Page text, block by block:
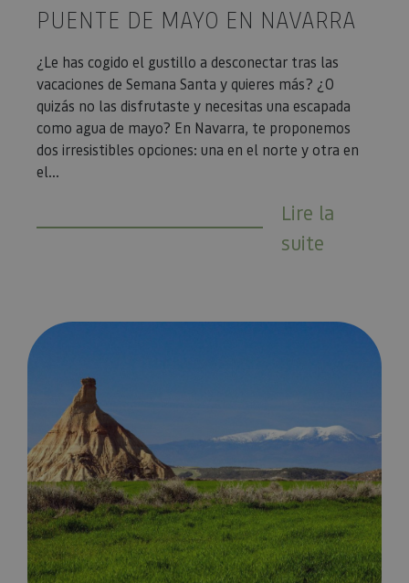
PUENTE DE MAYO EN NAVARRA
¿Le has cogido el gustillo a desconectar tras las
vacaciones de Semana Santa y quieres más? ¿O
quizás no las disfrutaste y necesitas una escapada
como agua de mayo? En Navarra, te proponemos
dos irresistibles opciones: una en el norte y otra en
el...
Lire la
suite
4 idées pour profiter des Bardenas au printemps